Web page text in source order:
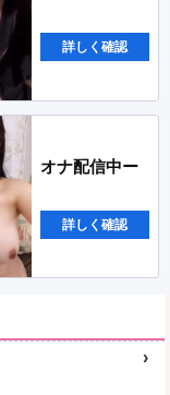
詳しく確認
オナ配信中ー
詳しく確認